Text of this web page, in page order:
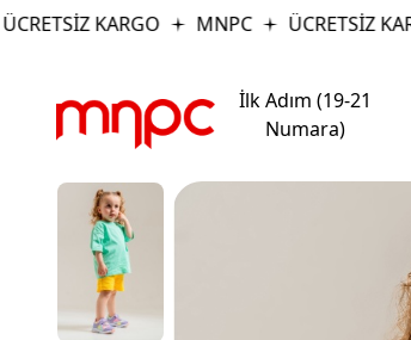
KARGO MNPC ÜCRETSİZ KARGO
İlk Adım (19-21
Numara)